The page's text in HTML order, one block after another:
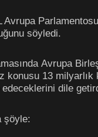
Avrupa
söyledi.
Avrupa
konusu 13
dile
şöyle: